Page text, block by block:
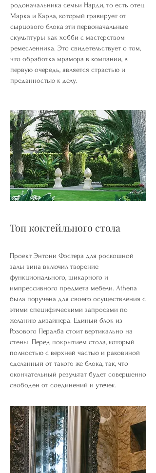
родоначальника семьи Нарди, то есть отец
Марка и Карла, который гравирует от
сырцового блока эти первоначальные
скульптуры как хобби с мастерством
ремесленника. Это свидетельствует о том,
что обработка мрамора в компании, в
первую очередь, является страстью и
преданностью к делу.
Топ коктейльного стола
Проект Энтони Фостера для роскошной
залы вина включил творение
функционального, шикарного и
импрессивного предмета мебели. Athena
была поручена для своего осуществления с
этими специфическими запросами по
желанию дизайнера. Единый блок из
Розового Пералба стоит вертикально на
стены. Перед покрытием стола, который
полностью с верхней частью и раковиной
сделанный от такого же блока, так, что
окончательный результат будет совершенно
свободен от соединений и утечек.